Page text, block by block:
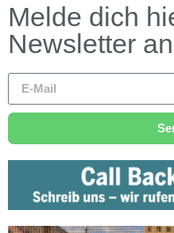
Melde dich
Newsletter